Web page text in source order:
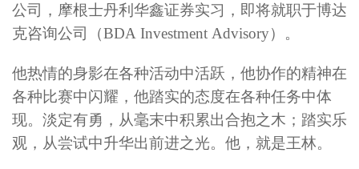
公司，摩根士丹利华鑫证券实习，即将就职于博达
克咨询公司（BDA Investment Advisory）。
他热情的身影在各种活动中活跃，他协作的精神在
各种比赛中闪耀，他踏实的态度在各种任务中体
现。淡定有勇，从毫末中积累出合抱之木；踏实乐
观，从尝试中升华出前进之光。他，就是王林。